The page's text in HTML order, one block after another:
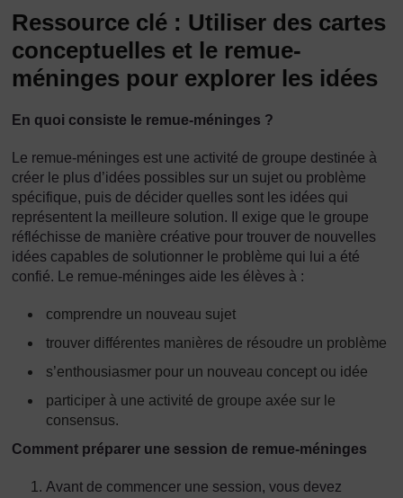
Ressource clé : Utiliser des cartes
conceptuelles et le remue-
méninges pour explorer les idées
En quoi consiste le remue-méninges ?
Le remue-méninges est une activité de groupe destinée à
créer le plus d’idées possibles sur un sujet ou problème
spécifique, puis de décider quelles sont les idées qui
représentent la meilleure solution. Il exige que le groupe
réfléchisse de manière créative pour trouver de nouvelles
idées capables de solutionner le problème qui lui a été
confié. Le remue-méninges aide les élèves à :
comprendre un nouveau sujet
trouver différentes manières de résoudre un problème
s’enthousiasmer pour un nouveau concept ou idée
participer à une activité de groupe axée sur le
consensus.
Comment préparer une session de remue-méninges
Avant de commencer une session, vous devez